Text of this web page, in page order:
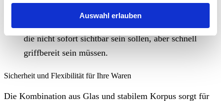
Auswahl erlauben
die nicht sofort sichtbar sein sollen, aber schnell
griffbereit sein müssen.
Sicherheit und Flexibilität für Ihre Waren
Die Kombination aus Glas und stabilem Korpus sorgt für